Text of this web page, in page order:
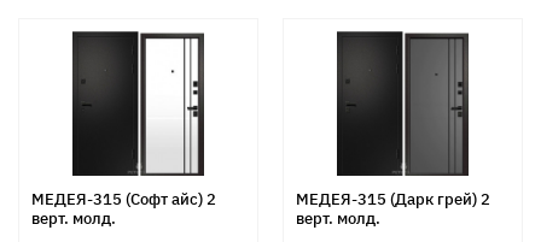
МЕДЕЯ-315 (Софт айс) 2
верт. молд.
МЕДЕЯ-315 (Дарк грей) 2
верт. молд.